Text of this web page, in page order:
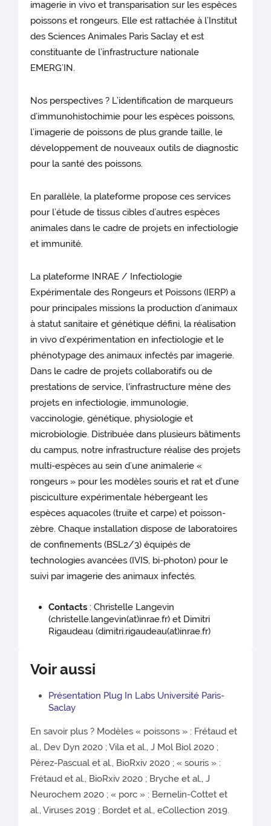
imagerie in vivo et transparisation sur les espèces
poissons et rongeurs. Elle est rattachée à l’Institut
des Sciences Animales Paris Saclay et est
constituante de l’infrastructure nationale
EMERG’IN.
Nos perspectives ? L’identification de marqueurs
d’immunohistochimie pour les espèces poissons,
l’imagerie de poissons de plus grande taille, le
développement de nouveaux outils de diagnostic
pour la santé des poissons.
En parallèle, la plateforme propose ces services
pour l’étude de tissus cibles d’autres espèces
animales dans le cadre de projets en infectiologie
et immunité.
La plateforme INRAE / Infectiologie
Expérimentale des Rongeurs et Poissons (IERP) a
pour principales missions la production d’animaux
à statut sanitaire et génétique défini, la réalisation
in vivo d’expérimentation en infectiologie et le
phénotypage des animaux infectés par imagerie.
Dans le cadre de projets collaboratifs ou de
prestations de service, l'infrastructure mène des
projets en infectiologie, immunologie,
vaccinologie, génétique, physiologie et
microbiologie. Distribuée dans plusieurs bâtiments
du campus, notre infrastructure réalise des projets
multi-espèces au sein d’une animalerie «
rongeurs » pour les modèles souris et rat et d’une
pisciculture expérimentale hébergeant les
espèces aquacoles (truite et carpe) et poisson-
zèbre. Chaque installation dispose de laboratoires
de confinements (BSL2/3) équipés de
technologies avancées (IVIS, bi-photon) pour le
suivi par imagerie des animaux infectés.
Contacts : Christelle Langevin
(christelle.langevin(at)inrae.fr) et Dimitri
Rigaudeau (dimitri.rigaudeau(at)inrae.fr)
Voir aussi
Présentation Plug In Labs Université Paris-
Saclay
En savoir plus ? Modèles « poissons » : Frétaud et
al., Dev Dyn 2020 ; Vila et al., J Mol Biol 2020 ;
Pérez-Pascual et al., BioRxiv 2020 ; « souris » :
Frétaud et al., BioRxiv 2020 ; Bryche et al., J
Neurochem 2020 ; « porc » : Bernelin-Cottet et
al., Viruses 2019 ; Bordet et al., eCollection 2019.